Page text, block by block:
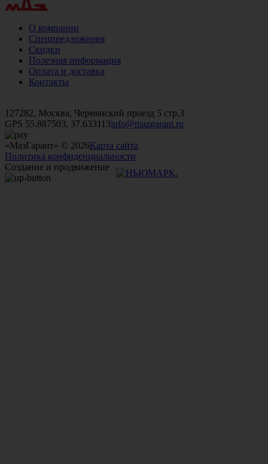
О компании
Спецпредложения
Скидки
Полезная информация
Оплата и доставка
Контакты
127282, Москва, Чермянский проезд 5 стр.3
GPS 55.887503, 37.633113info@mazgarant.ru
«МазГарант» © 2026Карта сайта
Политика конфиденциальности
Создание и продвижение